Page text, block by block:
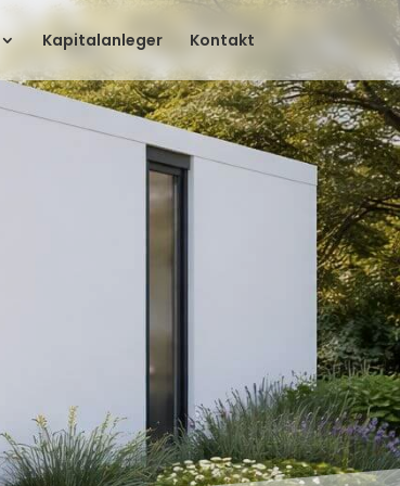
Kapitalanleger Kontakt